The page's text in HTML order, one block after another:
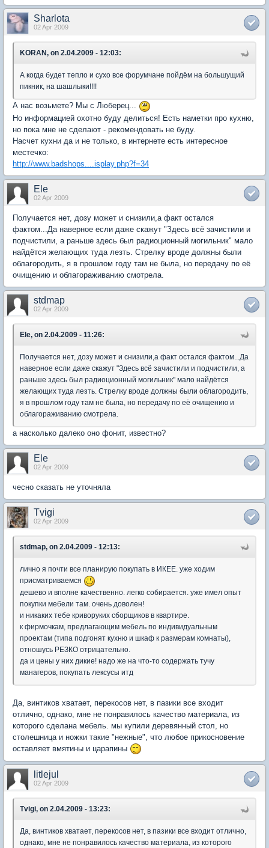
Sharlota
02 Apr 2009
KORAN, on 2.04.2009 - 12:03:
А когда будет тепло и сухо все форумчане пойдём на большущий
пикник, на шашлыки!!!!
А нас возьмете? Мы с Люберец...
Но информацией охотно буду делиться! Есть наметки про кухню,
но пока мне не сделают - рекомендовать не буду.
Насчет кухни да и не только, в интернете есть интересное
местечко:
http://www.badshops....isplay.php?f=34
Ele
02 Apr 2009
Получается нет, дозу может и снизили,а факт остался
фактом...Да наверное если даже скажут "Здесь всё зачистили и
подчистили, а раньше здесь был радиоционный могильник" мало
найдётся желающих туда лезть. Стрелку вроде должны были
облагородить, я в прошлом году там не была, но передачу по её
очищению и облагораживанию смотрела.
stdmap
02 Apr 2009
Ele, on 2.04.2009 - 11:26:
Получается нет, дозу может и снизили,а факт остался фактом...Да
наверное если даже скажут "Здесь всё зачистили и подчистили, а
раньше здесь был радиоционный могильник" мало найдётся
желающих туда лезть. Стрелку вроде должны были облагородить,
я в прошлом году там не была, но передачу по её очищению и
облагораживанию смотрела.
а насколько далеко оно фонит, известно?
Ele
02 Apr 2009
чесно сказать не уточняла
Tvigi
02 Apr 2009
stdmap, on 2.04.2009 - 12:13:
лично я почти все планирую покупать в ИКЕЕ. уже ходим
присматриваемся
дешево и вполне качественно. легко собирается. уже имел опыт
покупки мебели там. очень доволен!
и никаких тебе криворуких сборщиков в квартире.
к фирмочкам, предлагающим мебель по индивидуальным
проектам (типа подгонят кухню и шкаф к размерам комнаты),
отношусь РЕЗКО отрицательно.
да и цены у них дикие! надо же на что-то содержать тучу
манагеров, покупать лексусы итд
Да, винтиков хватает, перекосов нет, в пазики все входит
отлично, однако, мне не понравилось качество материала, из
которого сделана мебель. мы купили деревянный стол, но
столешница и ножки такие "нежные", что любое прикосновение
оставляет вмятины и царапины
litlejul
02 Apr 2009
Tvigi, on 2.04.2009 - 13:23:
Да, винтиков хватает, перекосов нет, в пазики все входит отлично,
однако, мне не понравилось качество материала, из которого